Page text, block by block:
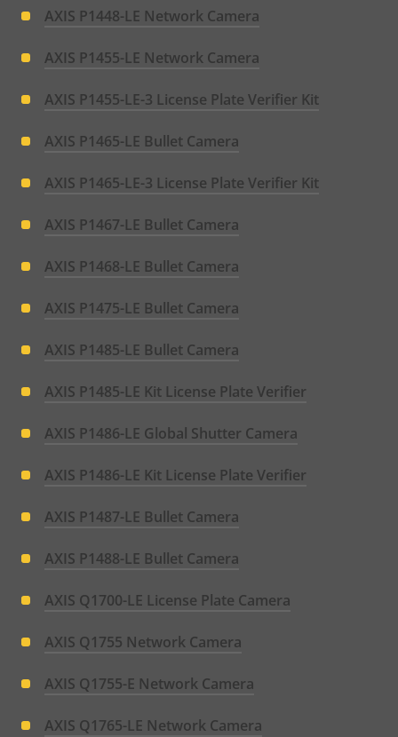
AXIS P1448-LE Network Camera
AXIS P1455-LE Network Camera
AXIS P1455-LE-3 License Plate Verifier Kit
AXIS P1465-LE Bullet Camera
AXIS P1465-LE-3 License Plate Verifier Kit
AXIS P1467-LE Bullet Camera
AXIS P1468-LE Bullet Camera
AXIS P1475-LE Bullet Camera
AXIS P1485-LE Bullet Camera
AXIS P1485-LE Kit License Plate Verifier
AXIS P1486-LE Global Shutter Camera
AXIS P1486-LE Kit License Plate Verifier
AXIS P1487-LE Bullet Camera
AXIS P1488-LE Bullet Camera
AXIS Q1700-LE License Plate Camera
AXIS Q1755 Network Camera
AXIS Q1755-E Network Camera
AXIS Q1765-LE Network Camera